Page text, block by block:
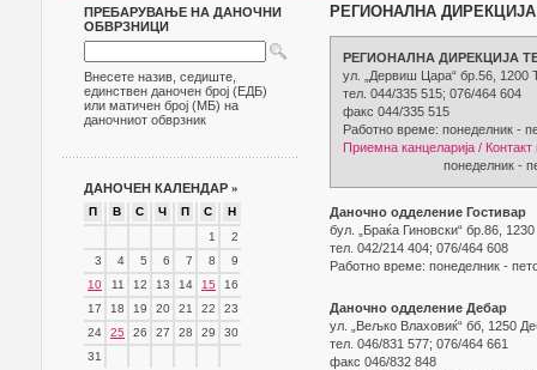
ПРЕБАРУВАЊЕ НА ДАНОЧНИ
ОБВРЗНИЦИ
Внесете назив, седиште,
единствен даночен број (ЕДБ)
или матичен број (МБ) на
даночниот обврзник
ДАНОЧЕН КАЛЕНДАР »
П В С Ч П С
Н
1
2
3
4 5 6 7 8
9
10
11 12 13 14 15
16
17
18 19 20 21 22
23
24
25 26 27 28 29
30
31
РЕГИОНАЛНА
РЕГИОНАЛНА ДИРЕКЦИЈА
ул. „Дервиш Цара“ бр.56, 1200
тел. 044/335 515; 076/464 604
факс 044/335 515
Работно време: понеделник -
Приемна канцеларија / Контакт
понеделник - петок
Даночно одделение Гостивар
бул. „Браќа Гиновски“ бр.86,
тел. 042/214 404; 076/464 608
Работно време: понеделник -
Даночно одделение Дебар
ул. „Вељко Влаховиќ“ бб, 1250
тел. 046/831 577; 076/464 661
факс 046/832 848